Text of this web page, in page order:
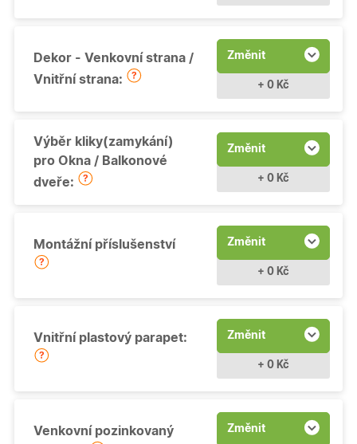
Dekor - Venkovní strana /
Vnitřní strana:
Změnit
+ 0 Kč
Výběr kliky(zamykání)
pro Okna / Balkonové
dveře:
Změnit
+ 0 Kč
Montážní příslušenství Změnit
+ 0 Kč
Vnitřní plastový parapet: Změnit
+ 0 Kč
Venkovní pozinkovaný
Změnit